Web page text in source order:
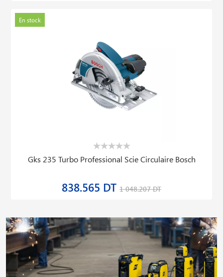
En stock
Gks 235 Turbo Professional Scie Circulaire Bosch
838.565 DT 1 048.207 DT